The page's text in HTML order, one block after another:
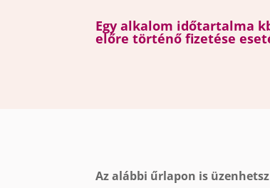
Egy alkalom időtartalma
előre történő fizetése
Az alábbi űrlapon is